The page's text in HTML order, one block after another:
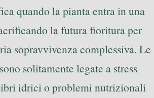
quando la pianta entra in una
la futura fioritura per
sopravvivenza complessiva. Le
solitamente legate a stress
idrici o problemi nutrizionali